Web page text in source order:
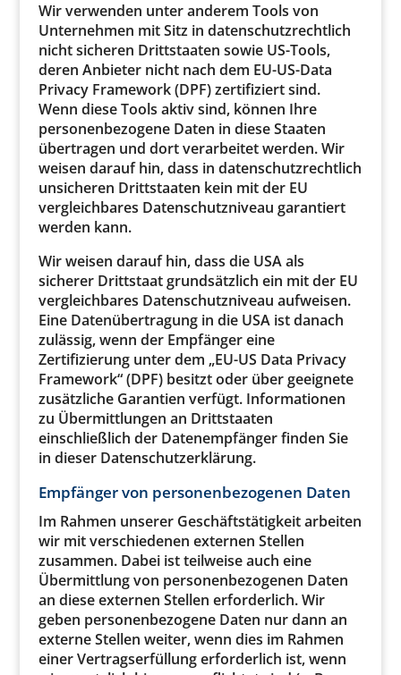
Wir verwenden unter anderem Tools von
Unternehmen mit Sitz in datenschutzrechtlich
nicht sicheren Drittstaaten sowie US-Tools,
deren Anbieter nicht nach dem EU-US-Data
Privacy Framework (DPF) zertifiziert sind.
Wenn diese Tools aktiv sind, können Ihre
personenbezogene Daten in diese Staaten
übertragen und dort verarbeitet werden. Wir
weisen darauf hin, dass in datenschutzrechtlich
unsicheren Drittstaaten kein mit der EU
vergleichbares Datenschutzniveau garantiert
werden kann.
Wir weisen darauf hin, dass die USA als
sicherer Drittstaat grundsätzlich ein mit der EU
vergleichbares Datenschutzniveau aufweisen.
Eine Datenübertragung in die USA ist danach
zulässig, wenn der Empfänger eine
Zertifizierung unter dem „EU-US Data Privacy
Framework“ (DPF) besitzt oder über geeignete
zusätzliche Garantien verfügt. Informationen
zu Übermittlungen an Drittstaaten
einschließlich der Datenempfänger finden Sie
in dieser Datenschutzerklärung.
Empfänger von personenbezogenen Daten
Im Rahmen unserer Geschäftstätigkeit arbeiten
wir mit verschiedenen externen Stellen
zusammen. Dabei ist teilweise auch eine
Übermittlung von personenbezogenen Daten
an diese externen Stellen erforderlich. Wir
geben personenbezogene Daten nur dann an
externe Stellen weiter, wenn dies im Rahmen
einer Vertragserfüllung erforderlich ist, wenn